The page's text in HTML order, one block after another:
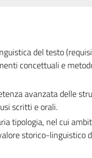
del testo
concettuali e
avanzata delle
scritti e orali.
tipologia, nel cui
storico-linguistico